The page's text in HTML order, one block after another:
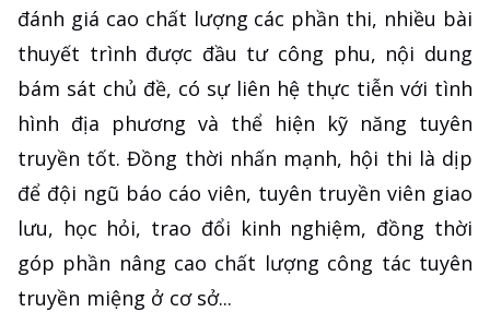
đánh giá cao chất lượng các phần thi, nhiều bài
thuyết trình được đầu tư công phu, nội dung
bám sát chủ đề, có sự liên hệ thực tiễn với tình
hình địa phương và thể hiện kỹ năng tuyên
truyền tốt. Đồng thời nhấn mạnh, hội thi là dịp
để đội ngũ báo cáo viên, tuyên truyền viên giao
lưu, học hỏi, trao đổi kinh nghiệm, đồng thời
góp phần nâng cao chất lượng công tác tuyên
truyền miệng ở cơ sở...